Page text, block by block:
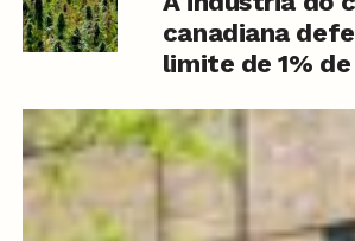
canadiana
limite de 1% de